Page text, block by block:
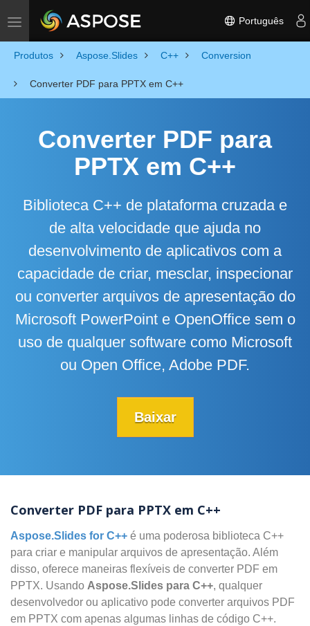
Toggle navigation Português
Produtos Aspose.Slides C++ Conversion
Converter PDF para PPTX em C++
Converter PDF para
PPTX em C++
Biblioteca C++ de plataforma cruzada e
de alta velocidade que ajuda no
desenvolvimento de aplicativos com a
capacidade de criar, mesclar, inspecionar
ou converter arquivos de apresentação do
Microsoft PowerPoint e OpenOffice sem o
uso de qualquer software como Microsoft
ou Open Office, Adobe PDF.
Baixar
Converter PDF para PPTX em C++
Aspose.Slides for C++ é uma poderosa biblioteca C++
para criar e manipular arquivos de apresentação. Além
disso, oferece maneiras flexíveis de converter PDF em
PPTX. Usando Aspose.Slides para C++, qualquer
desenvolvedor ou aplicativo pode converter arquivos PDF
em PPTX com apenas algumas linhas de código C++.